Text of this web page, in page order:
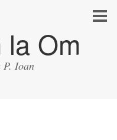
la Om
P. Ioan